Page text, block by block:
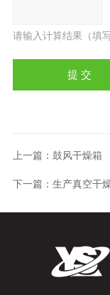
请输入计算结果（填
上一篇： 鼓风干燥箱
下一篇： 生产真空干